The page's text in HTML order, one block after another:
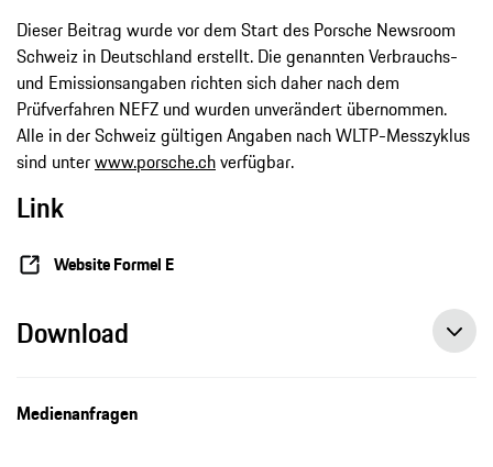
Dieser Beitrag wurde vor dem Start des Porsche Newsroom
Schweiz in Deutschland erstellt. Die genannten Verbrauchs-
und Emissionsangaben richten sich daher nach dem
Prüfverfahren NEFZ und wurden unverändert übernommen.
Alle in der Schweiz gültigen Angaben nach WLTP-Messzyklus
sind unterwww.porsche.chverfügbar.
Link
Website Formel E
Download
Medienanfragen